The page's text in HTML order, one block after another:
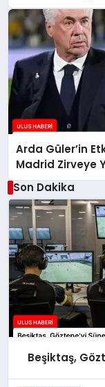
Arda Güler’in
Madrid Zirveye
Son Dakika
Beşiktaş,